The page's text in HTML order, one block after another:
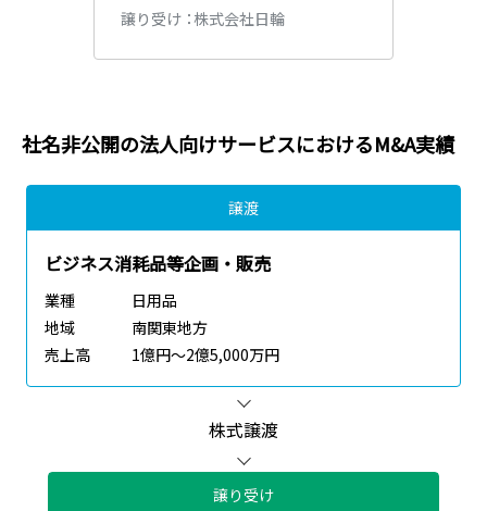
譲り受け 株式会社日輪
社名非公開の法人向けサービスにおけるM&A実績
譲渡
ビジネス消耗品等企画・販売
業種
日用品
地域
南関東地方
売上高
1億円～2億5,000万円
株式譲渡
譲り受け